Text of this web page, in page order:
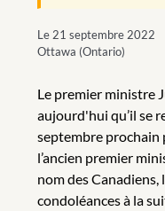
Le 21 septembre 2022
Ottawa (Ontario)
Le premier ministre
aujourd'hui qu’il se
septembre prochain
l’ancien premier
nom des
condoléances à la